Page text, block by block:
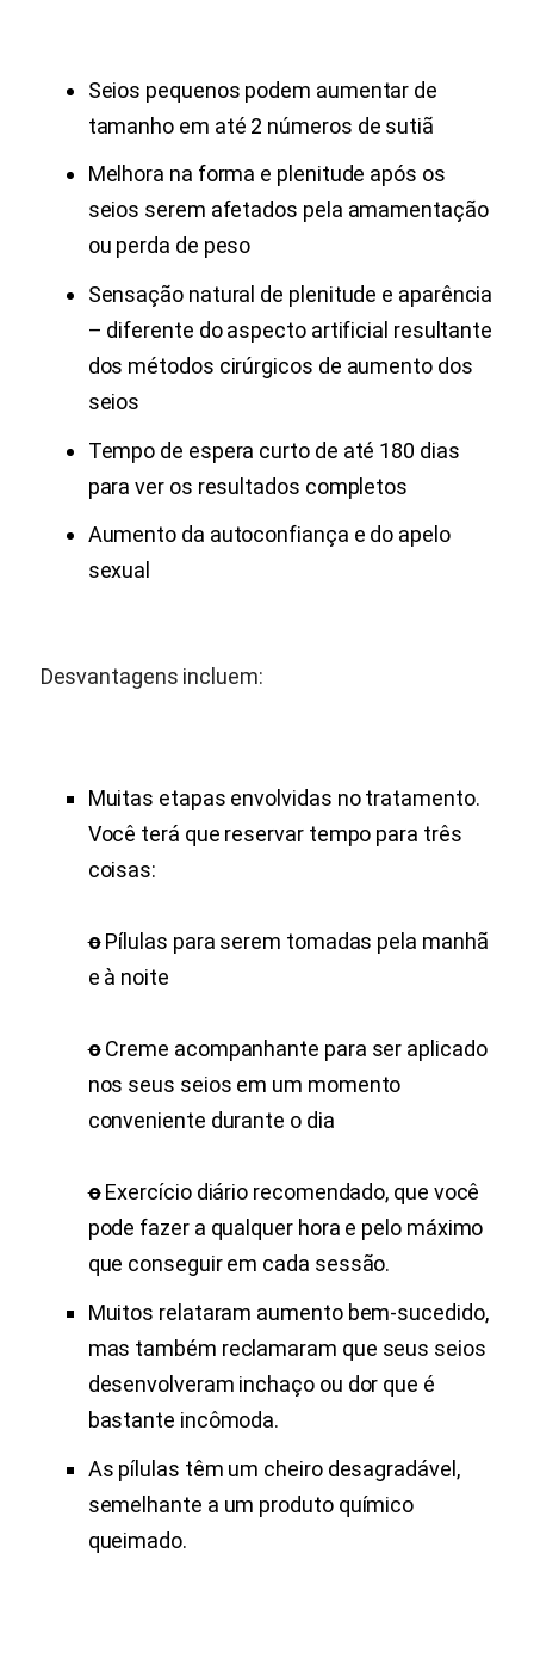
Seios pequenos podem aumentar de
tamanho em até 2 números de sutiã
Melhora na forma e plenitude após os
seios serem afetados pela amamentação
ou perda de peso
Sensação natural de plenitude e aparência
– diferente do aspecto artificial resultante
dos métodos cirúrgicos de aumento dos
seios
Tempo de espera curto de até 180 dias
para ver os resultados completos
Aumento da autoconfiança e do apelo
sexual
Desvantagens incluem:
Muitas etapas envolvidas no tratamento.
Você terá que reservar tempo para três
coisas:
oPílulas para serem tomadas pela manhã
e à noite
oCreme acompanhante para ser aplicado
nos seus seios em um momento
conveniente durante o dia
oExercício diário recomendado, que você
pode fazer a qualquer hora e pelo máximo
que conseguir em cada sessão.
Muitos relataram aumento bem-sucedido,
mas também reclamaram que seus seios
desenvolveram inchaço ou dor que é
bastante incômoda.
As pílulas têm um cheiro desagradável,
semelhante a um produto químico
queimado.